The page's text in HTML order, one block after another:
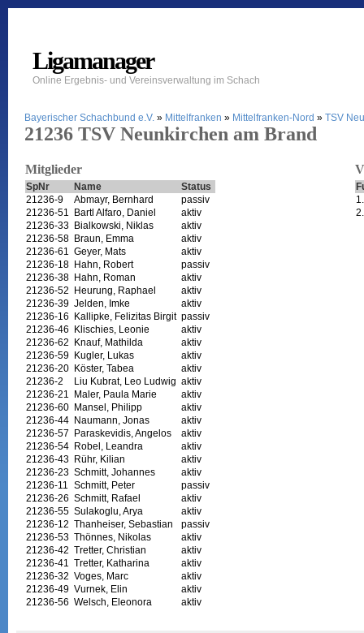
Ligamanager
Online Ergebnis- und Vereinsverwaltung im Schach
Bayerischer Schachbund e.V. » Mittelfranken » Mittelfranken-Nord » TSV
21236 TSV Neunkirchen am Brand
Mitglieder
SpNr Name
Status
21236-9
Abmayr, Bernhard
passiv
21236-51
Bartl Alfaro, Daniel
aktiv
21236-33 Bialkowski, Niklas
aktiv
21236-58 Braun, Emma
aktiv
21236-61
Geyer, Mats
aktiv
21236-18 Hahn, Robert
passiv
21236-38 Hahn, Roman
aktiv
21236-52 Heurung, Raphael
aktiv
21236-39 Jelden, Imke
aktiv
21236-16 Kallipke, Felizitas Birgit passiv
21236-46 Klischies, Leonie
aktiv
21236-62 Knauf, Mathilda
aktiv
21236-59 Kugler, Lukas
aktiv
21236-20 Köster, Tabea
aktiv
21236-2
Liu Kubrat, Leo Ludwig aktiv
21236-21
Maler, Paula Marie
aktiv
21236-60 Mansel, Philipp
aktiv
21236-44 Naumann, Jonas
aktiv
21236-57 Paraskevidis, Angelos
aktiv
21236-54 Robel, Leandra
aktiv
21236-43 Rühr, Kilian
aktiv
21236-23 Schmitt, Johannes
aktiv
21236-11
Schmitt, Peter
passiv
21236-26 Schmitt, Rafael
aktiv
21236-55 Sulakoglu, Arya
aktiv
21236-12 Thanheiser, Sebastian
passiv
21236-53 Thönnes, Nikolas
aktiv
21236-42 Tretter, Christian
aktiv
21236-41
Tretter, Katharina
aktiv
21236-32 Voges, Marc
aktiv
21236-49 Vurnek, Elin
aktiv
21236-56 Welsch, Eleonora aktiv